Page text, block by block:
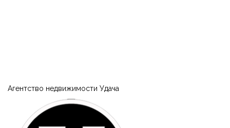
Агентство недвижимости Удача